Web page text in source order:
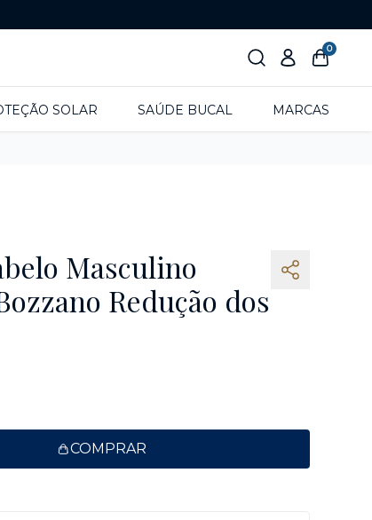
0
SOLAR SAÚDE BUCAL MARCAS
Masculino
Redução dos
COMPRAR